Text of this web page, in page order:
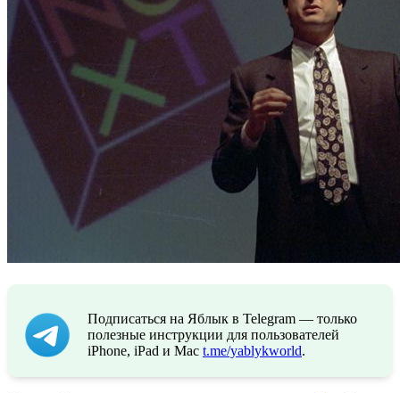
Подписаться на Яблык в Telegram — только
полезные инструкции для пользователей
iPhone, iPad и Mac t.me/yablykworld.